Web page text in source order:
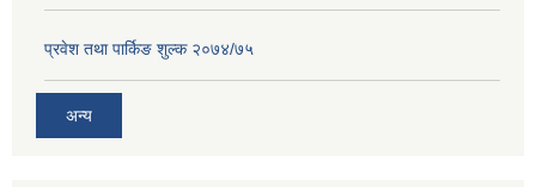
प्रवेश तथा पार्किङ शुल्क २०७४/७५
अन्य